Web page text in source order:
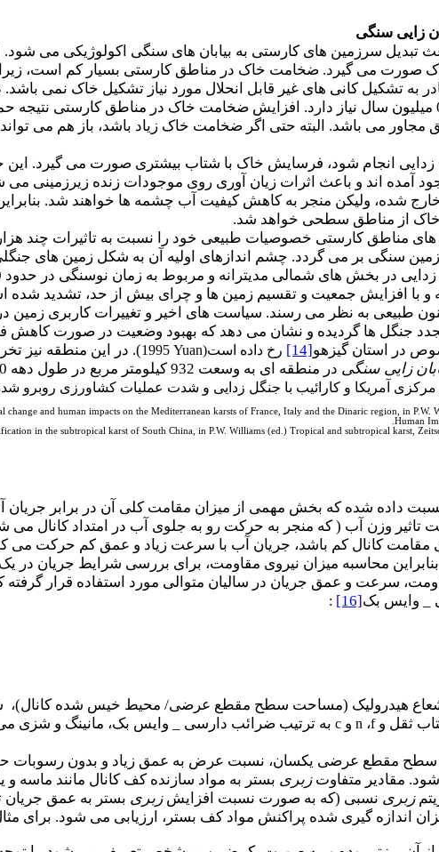
زایی سنگی
تبدیل سرزمین های کارستی به بیابان های سنگی اکولوژیکی می شود.
به تشکیل کانی های غیر قابل انحلال مورد نیاز تشکیل خاک نمی
متر خاک، به زمانی درحدود 0.25 تا 0.85 میلیون سال نیاز دارد. افزایش ضخامت خاک در مناطق
می باشد. البته حتی اگر ضخامت خاک زیاد باشد، باز هم می
انجام شود، فرسایش خاک با شتاب بیشتری صورت می گیرد.
آمده اند و باعث اثرات زیان آوری روی موجودات زنده زیرزمینی
شده، ولیکن منجر به کاهش کیفیت آب چشمه ها خواهند شد.
از مناطق سطحی خواهد شد.
مناطق کارستی خصوصیات طبیعی خود را نسبت به تاثیرات چند
زمین سنگی بر می گردد. چشم اندازهای اولیه آن به شکل زمین های
با افزایش جمعیت و تقسیم زمین ها و چرای بیش از حد، تشدید شده
طبیعی به نظر می رسند. سیاست های اخیر و تغییرات کاربری زمین
جنگل ها گردیده و نشان می دهد که بهبود وضعیت در صورت کاهش
در استان گیزهو[14] رخ داده است(Yuan
1995). در این منطقه نیز
زایی سنگی
آمریکا و کارائیب با جنگل زدایی و شدت عملیات کشاورزی روبرو
and human impacts on the Mediterranean karsts of France, Italy and the Dinaric region, in P.W.
Human
in the subtropical karst of South China, in P.W. Williams (ed.) Tropical and subtropical karst,
داده شده که بخش مهمی از میزان مقامت کلی آن در برابر جریان
تاثیر وزن آب ( که منجر به حرکت رو به جلوی آب در امتداد کانال می
کانال کم باشد، جریان آب با سرعت زیاد و عمق کم حرکت می
محاسبه میزان نیروی مقاومت، برای بررسی شرایط جریان در
سرعت و عمق جریان در سالیان متوالی مورد استفاده قرار
_ وایس بک[16]
:
هیدرولیک (مساحت سطح مقطع عرضی/ محیط خیس شده کانال)،
ثقل وf، n و c به ترتیب ضرائب دارسی
وایس بک، مانینگ و شزی
سطح مقطع عرضی یکسان، نسبت عرض به عمق زیاد و بدون رسوبات
مقادیر متفاوتزبری بستر به مواد سازنده کف کانال مانند ماسه
زبری نسبی (که به صورت نسبت افزایشزبری بستر به عمق
اندازه گیری شده پراکنش مواد کف بستر، ارزیابی می شود. برای